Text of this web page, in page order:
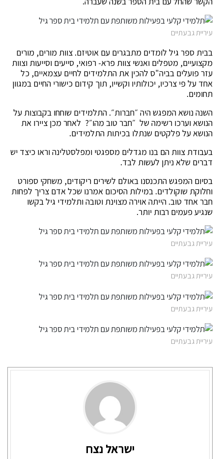
עיריית גבעתיים
בבית ספר גיל לומדים מתבגרים עם אוטיזם. צוות מורים, מורים
מקצועיים, מטפלים ואנשי צוות פרא- רפואי, סייעים וסייעות וצוות
עזר פועלים בביה"ס להכין את התלמידים לחיים עצמאיים, כל
אחד על פי צרכיו, יכולותיו וקשייו, תוך קידום כישורי החיים במגוון
תחומים.
השנה נושא המפגש היה ״חברות״. התלמידים שוחחו בקבוצות על
הנושא וערכו רשימה של ״חבר טוב מהו״? לאחר מכן ציירו את
הנושא על פלקטים שנתלו בכיתות התלמידים.
בעבודת צוות הם בנו מגדלים מספגטי ומפלסטלינה וראו כיצד יש
דברים שלא ניתן לעשות לבד.
בסיום המפגש התכנסנו באולם לשירים ריקודים, משחקי ספורט
וחלוקת שוקולדים. במילות הסיכום אמרנו שכל אדם צריך לפחות
חבר אחד טוב. הייתה אוירה מצוינת וטובה ותלמידי גיל בקשו
שנגיע פעמים רבות יותר.
עיריית גבעתיים
עיריית גבעתיים
עיריית גבעתיים
עיריית גבעתיים
ישראל נצח